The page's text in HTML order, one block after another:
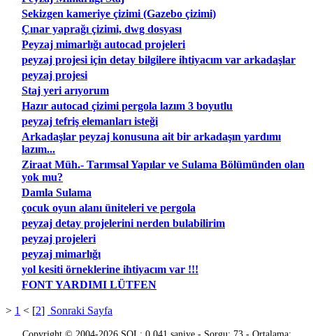
Sekizgen kameriye çizimi (Gazebo çizimi)
Çınar yaprağı çizimi, dwg dosyası
Peyzaj mimarlığı autocad projeleri
peyzaj projesi için detay bilgilere ihtiyacım var arkadaşlar
peyzaj projesi
Staj yeri arıyorum
Hazır autocad çizimi pergola lazım 3 boyutlu
peyzaj tefriş elemanları isteği
Arkadaşlar peyzaj konusuna ait bir arkadaşın yardımı
lazım...
Ziraat Müh.- Tarımsal Yapılar ve Sulama Bölümünden olan
yok mu?
Damla Sulama
çocuk oyun alanı üniteleri ve pergola
peyzaj detay projelerini nerden bulabilirim
peyzaj projeleri
peyzaj mimarlığı
yol kesiti örneklerine ihtiyacım var !!!
FONT YARDIMI LÜTFEN
> 1 < [2] Sonraki Sayfa
Copyright © 2004-2026 SQL: 0.041 saniye - Sorgu: 73 - Ortalama: